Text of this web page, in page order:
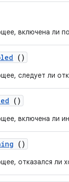
включена ли
()
следует ли
()
включена ли
()
отказался ли